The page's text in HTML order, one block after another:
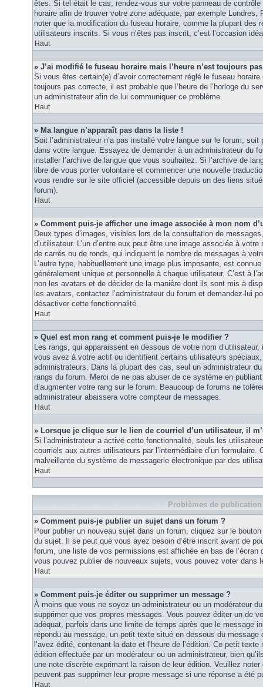
êtes. Si tel était le cas, rendez-vous sur votre panneau de
horaire afin de trouver votre zone adéquate, par exemple
noter que la modification du fuseau horaire, comme la plupart des
utilisateurs inscrits. Si vous n’êtes pas inscrit, c’est l’occasion
Haut
» J’ai modifié le fuseau horaire mais l’heure n’est toujours
Si vous êtes certain(e) d’avoir correctement réglé le fuseau horaire
toujours pas correcte, il est probable que l’heure de l’horloge du
un administrateur afin de lui communiquer ce problème.
Haut
» Ma langue n’apparaît pas dans la liste !
Soit l’administrateur n’a pas installé votre langue sur le forum, soit
dans votre langue. Essayez de demander à un administrateur du
installer l’archive de langue que vous souhaitez. Si l’archive de
libre de vous porter volontaire et commencer une nouvelle
vous rendre sur le site officiel (accessible depuis un des liens
forum).
Haut
» Comment puis-je afficher une image associée à mon nom
Deux types d’images, visibles lors de la consultation de
d’utilisateur. L’un d’entre eux peut être une image associée à
de carrés ou de ronds, qui indiquent le nombre de messages à
L’autre type, habituellement une image plus imposante, est
généralement unique et personnelle à chaque utilisateur. C’est à
non les avatars et de décider de la manière dont ils sont mis à
les avatars, contactez l’administrateur du forum et demandez-lui
désactiver cette fonctionnalité.
Haut
» Quel est mon rang et comment puis-je le modifier ?
Les rangs, qui apparaissent en dessous de votre nom
vous avez à votre actif ou identifient certains utilisateurs
administrateurs. Dans la plupart des cas, seul un administrateur
rangs du forum. Merci de ne pas abuser de ce système en
d’augmenter votre rang sur le forum. Beaucoup de forums ne
administrateur abaissera votre compteur de messages.
Haut
» Lorsque je clique sur le lien de courriel d’un utilisateur, il
Si l’administrateur a activé cette fonctionnalité, seuls les
courriels aux autres utilisateurs par l’intermédiaire d’un formulaire.
malveillante du système de messagerie électronique par des
Haut
Problèmes de publication
» Comment puis-je publier un sujet dans un forum ?
Pour publier un nouveau sujet dans un forum, cliquez sur le
du sujet. Il se peut que vous ayez besoin d’être inscrit avant de
forum, une liste de vos permissions est affichée en bas de
vous pouvez publier de nouveaux sujets, vous pouvez voter dans
Haut
» Comment puis-je éditer ou supprimer un message ?
À moins que vous ne soyez un administrateur ou un modérateur
supprimer que vos propres messages. Vous pouvez éditer un de
adéquat, parfois dans une limite de temps après que le message
répondu au message, un petit texte situé en dessous du message
l’avez édité, contenant la date et l’heure de l’édition. Ce petit texte
édition effectuée par un modérateur ou un administrateur, bien
une note discrète exprimant la raison de leur édition. Veuillez
peuvent pas supprimer leur propre message si une réponse a été
Haut